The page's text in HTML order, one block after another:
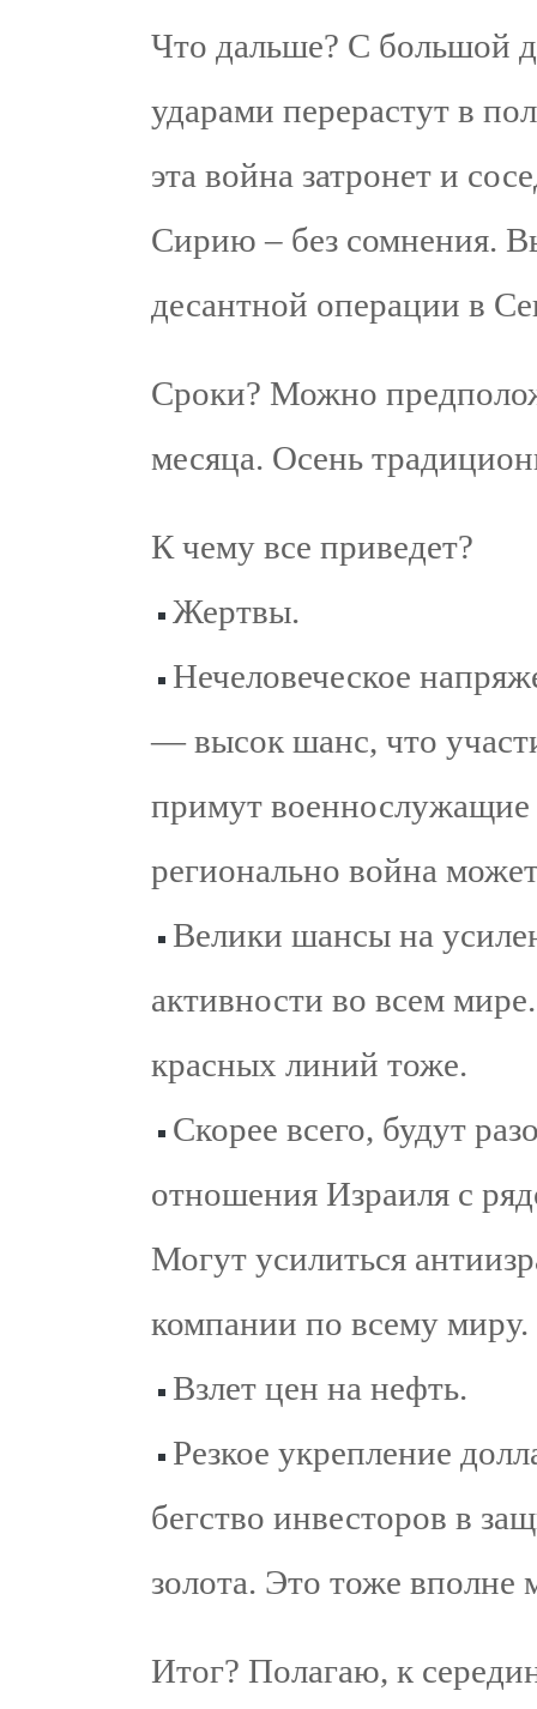
Что дальше? С большой
ударами перерастут в
эта война затронет и
Сирию – без сомнения.
десантной операции в
Сроки? Можно
месяца. Осень
К чему все приведет?
Жертвы.
Нечеловеческое
— высок шанс, что
примут военнослужащие
регионально война может
Велики шансы на
активности во всем
красных линий тоже.
Скорее всего, будут
отношения Израиля с
Могут усилиться
компании по всему миру.
Взлет цен на нефть.
Резкое укрепление
бегство инвесторов в
золота. Это тоже вполне
Итог? Полагаю, к